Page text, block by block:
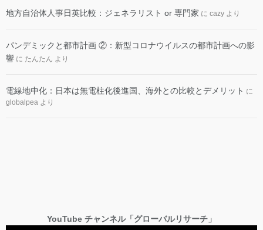
地方自治体人事日英比較：ジェネラリスト or 専門家 に cazy より
パンデミックと都市計画 ②：新型コロナウイルスの都市計画への影
響 に たんたん より
電線地中化：日本は無電柱化後進国、海外との比較とデメリット に
globalpea より
YouTube チャンネル「グローバルリサーチ」